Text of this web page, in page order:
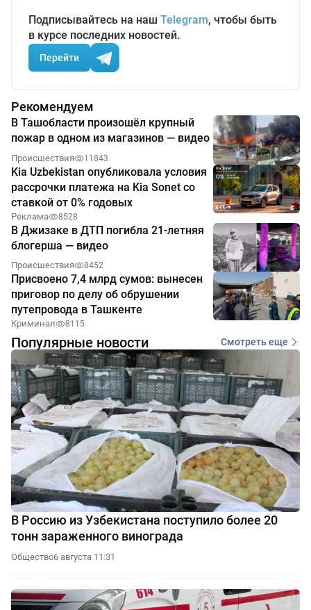
Подписывайтесь на наш Telegram, чтобы быть
в курсе последних новостей.
Перейти
Рекомендуем
В Ташобласти произошёл крупный
пожар в одном из магазинов — видео
Происшествия 11843
Kia Uzbekistan опубликовала условия
рассрочки платежа на Kia Sonet со
ставкой от 0% годовых
Реклама 8528
В Джизаке в ДТП погибла 21-летняя
блогерша — видео
Происшествия 8452
Присвоено 7,4 млрд сумов: вынесен
приговор по делу об обрушении
путепровода в Ташкенте
Криминал 8115
Популярные новости Смотреть еще
В Россию из Узбекистана поступило более 20
тонн зараженного винограда
Общество6 августа 11:31